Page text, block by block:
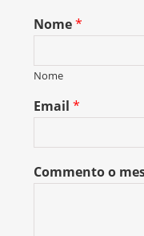
Nome*
Nome
Email *
Commento o